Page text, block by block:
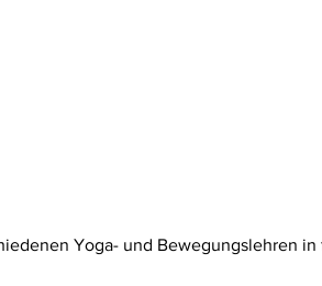
Yoga- und Bewegungslehren